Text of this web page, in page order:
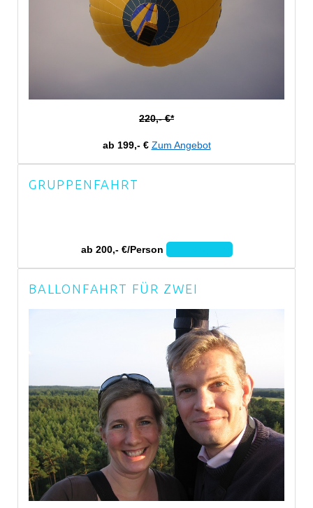
220,- €*
ab 199,- € Zum Angebot
GRUPPENFAHRT
ab 200,- €/Person
BALLONFAHRT FÜR ZWEI